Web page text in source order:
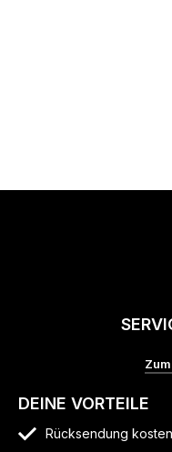
DEINE VORTEILE
Rücksendung